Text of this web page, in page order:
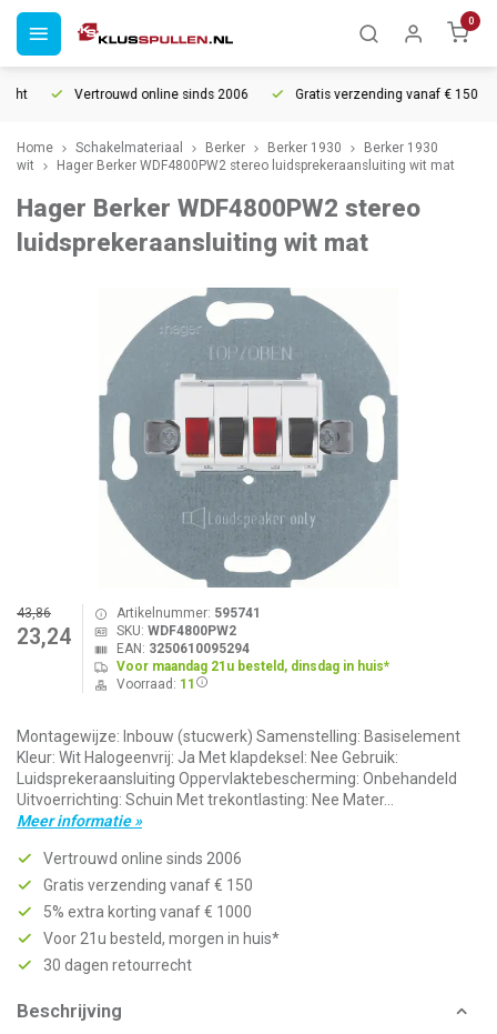
0
Vertrouwd online sinds 2006 Gratis verzending vanaf € 150
Home Schakelmateriaal Berker Berker 1930
Berker 1930
wit
Hager Berker WDF4800PW2 stereo luidsprekeraansluiting wit mat
Hager Berker WDF4800PW2 stereo
luidsprekeraansluiting wit mat
43,86
23,24
Artikelnummer: 595741
SKU: WDF4800PW2
EAN: 3250610095294
Voor maandag 21u besteld, dinsdag in huis*
Voorraad: 11
Montagewijze: Inbouw (stucwerk) Samenstelling: Basiselement
Kleur: Wit Halogeenvrij: Ja Met klapdeksel: Nee Gebruik:
Luidsprekeraansluiting Oppervlaktebescherming: Onbehandeld
Uitvoerrichting: Schuin Met trekontlasting: Nee Mater...
Meer informatie »
Vertrouwd online sinds 2006
Gratis verzending vanaf € 150
5% extra korting vanaf € 1000
Voor 21u besteld, morgen in huis*
30 dagen retourrecht
Beschrijving